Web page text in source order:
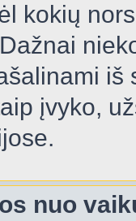
kokių
iš
įvyko,
nuo